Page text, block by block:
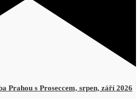
Prahou s Proseccem, srpen, září 2026